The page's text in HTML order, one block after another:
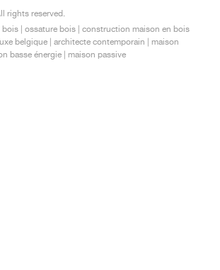
rights reserved.
bois
ossature bois
construction maison en bois
belgique architecte contemporain
maison
basse énergie maison passive